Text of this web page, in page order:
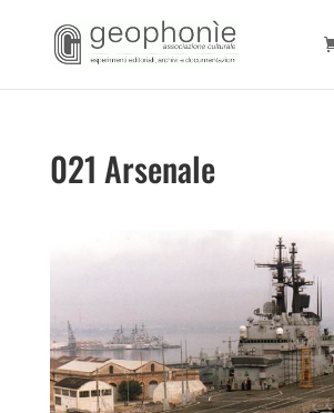
021 Arsenale